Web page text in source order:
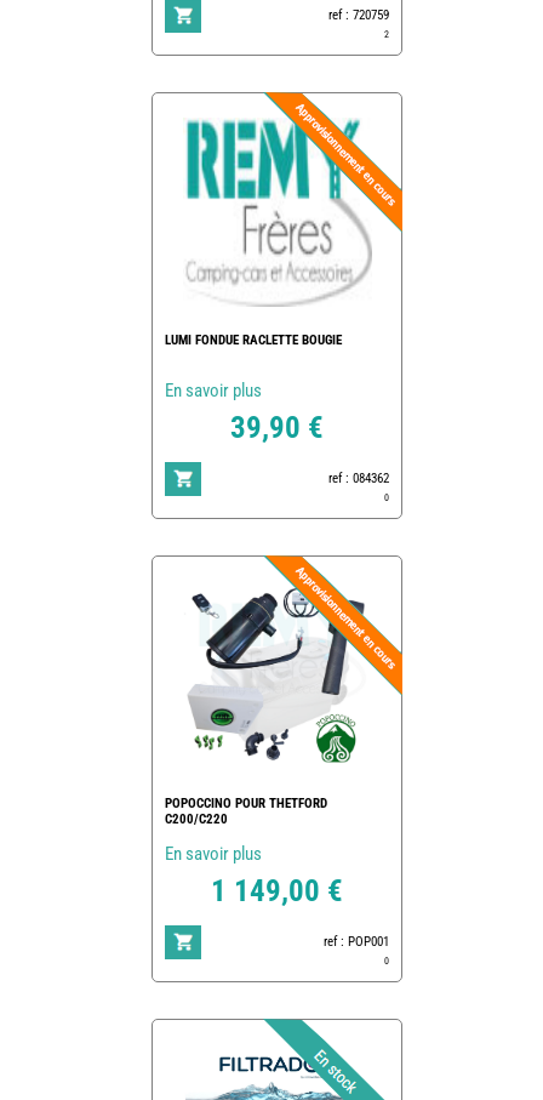
ref : 720759
2
LUMI FONDUE RACLETTE BOUGIE
En savoir plus
39,90 €
ref : 084362
0
POPOCCINO POUR THETFORD
C200/C220
En savoir plus
1 149,00 €
ref : POP001
0